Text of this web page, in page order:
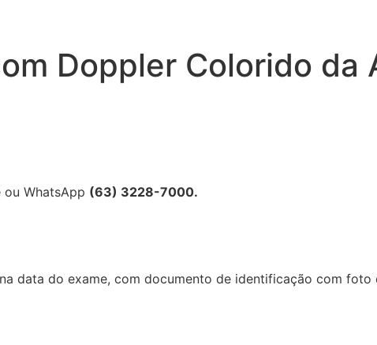
Doppler Colorido da
WhatsApp (63) 3228-7000.
na data do exame, com documento de identificação com